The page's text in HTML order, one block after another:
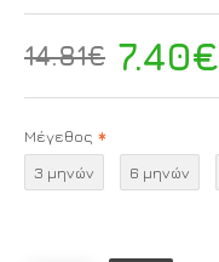
7.40€
14.81€
Μέγεθος
3 μηνών
6 μηνών